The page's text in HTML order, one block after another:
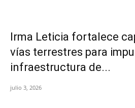
Irma Leticia fortalece
vías terrestres para
infraestructura de...
julio 3, 2026